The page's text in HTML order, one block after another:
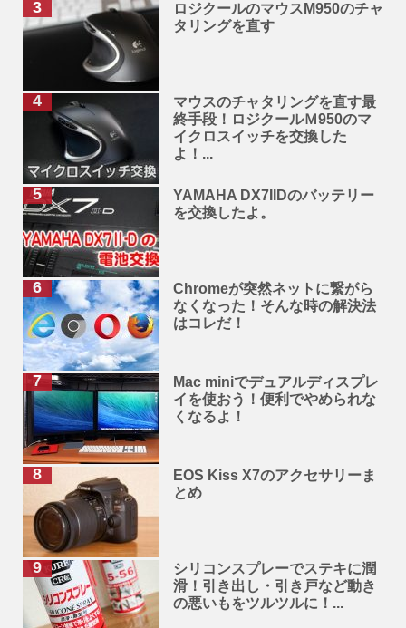
ロジクールのマウスM950のチャ
タリングを直す
マウスのチャタリングを直す最
終手段！ロジクールＭ950のマ
イクロスイッチを交換した
よ！...
YAMAHA DX7IIDのバッテリー
を交換したよ。
Chromeが突然ネットに繋がら
なくなった！そんな時の解決法
はコレだ！
Mac miniでデュアルディスプレ
イを使おう！便利でやめられな
くなるよ！
EOS Kiss X7のアクセサリーま
とめ
シリコンスプレーでステキに潤
滑！引き出し・引き戸など動き
の悪いもをツルツルに！...